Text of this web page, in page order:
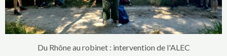
Du Rhône au robinet : intervention de l'ALEC